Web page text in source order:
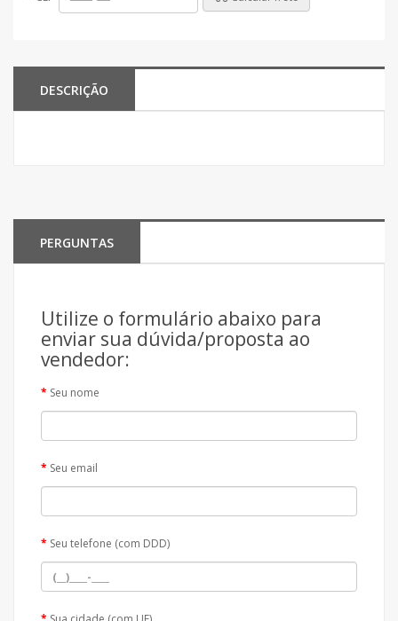
DESCRIÇÃO
PERGUNTAS
Utilize o formulário abaixo para
enviar sua dúvida/proposta ao
vendedor:
Seu nome
Seu email
Seu telefone (com DDD)